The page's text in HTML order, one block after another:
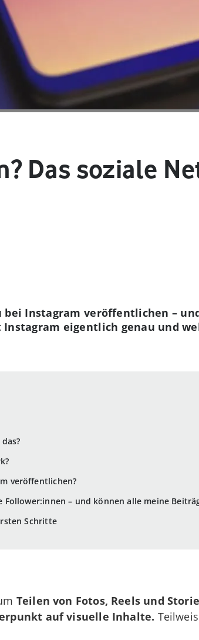
Das soziale
veröffentlichen?
– und können alle meine
Schritte
bei Instagram veröffentlichen –
eigentlich genau und
Teilen von Fotos, Reels und
auf visuelle Inhalte.